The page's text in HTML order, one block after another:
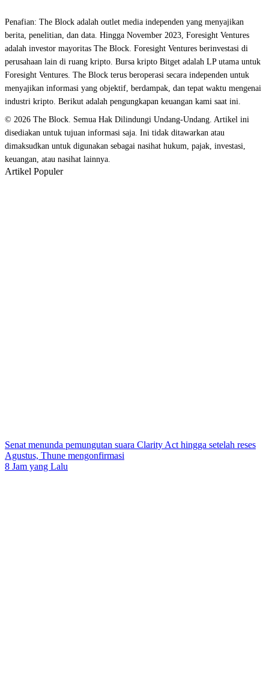
Penafian: The Block adalah outlet media independen yang menyajikan
berita, penelitian, dan data. Hingga November 2023, Foresight Ventures
adalah investor mayoritas The Block. Foresight Ventures berinvestasi di
perusahaan lain di ruang kripto. Bursa kripto Bitget adalah LP utama untuk
Foresight Ventures. The Block terus beroperasi secara independen untuk
menyajikan informasi yang objektif, berdampak, dan tepat waktu mengenai
industri kripto. Berikut adalah pengungkapan keuangan kami saat ini.
© 2026 The Block. Semua Hak Dilindungi Undang-Undang. Artikel ini
disediakan untuk tujuan informasi saja. Ini tidak ditawarkan atau
dimaksudkan untuk digunakan sebagai nasihat hukum, pajak, investasi,
keuangan, atau nasihat lainnya.
Artikel Populer
Senat menunda pemungutan suara Clarity Act hingga setelah reses
Agustus, Thune mengonfirmasi
8 Jam yang Lalu